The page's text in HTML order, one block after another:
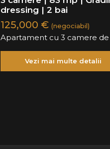
dressing | 2 bai
125,000 € (negociabil)
Apartament cu 3 camere de
Vezi mai multe detalii